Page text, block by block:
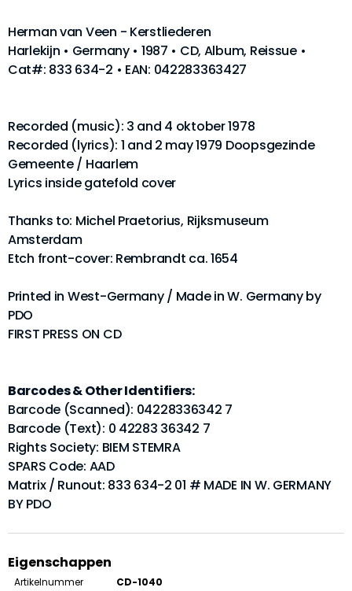
Herman van Veen - Kerstliederen
Harlekijn • Germany • 1987 • CD, Album, Reissue •
Cat#: 833 634-2 • EAN: 042283363427
Recorded (music): 3 and 4 oktober 1978
Recorded (lyrics): 1 and 2 may 1979 Doopsgezinde
Gemeente / Haarlem
Lyrics inside gatefold cover
Thanks to: Michel Praetorius, Rijksmuseum
Amsterdam
Etch front-cover: Rembrandt ca. 1654
Printed in West-Germany / Made in W. Germany by
PDO
FIRST PRESS ON CD
Barcodes & Other Identifiers:
Barcode (Scanned): 04228336342 7
Barcode (Text): 0 42283 36342 7
Rights Society: BIEM STEMRA
SPARS Code: AAD
Matrix / Runout: 833 634-2 01 # MADE IN W. GERMANY
BY PDO
Eigenschappen
Artikelnummer CD-1040